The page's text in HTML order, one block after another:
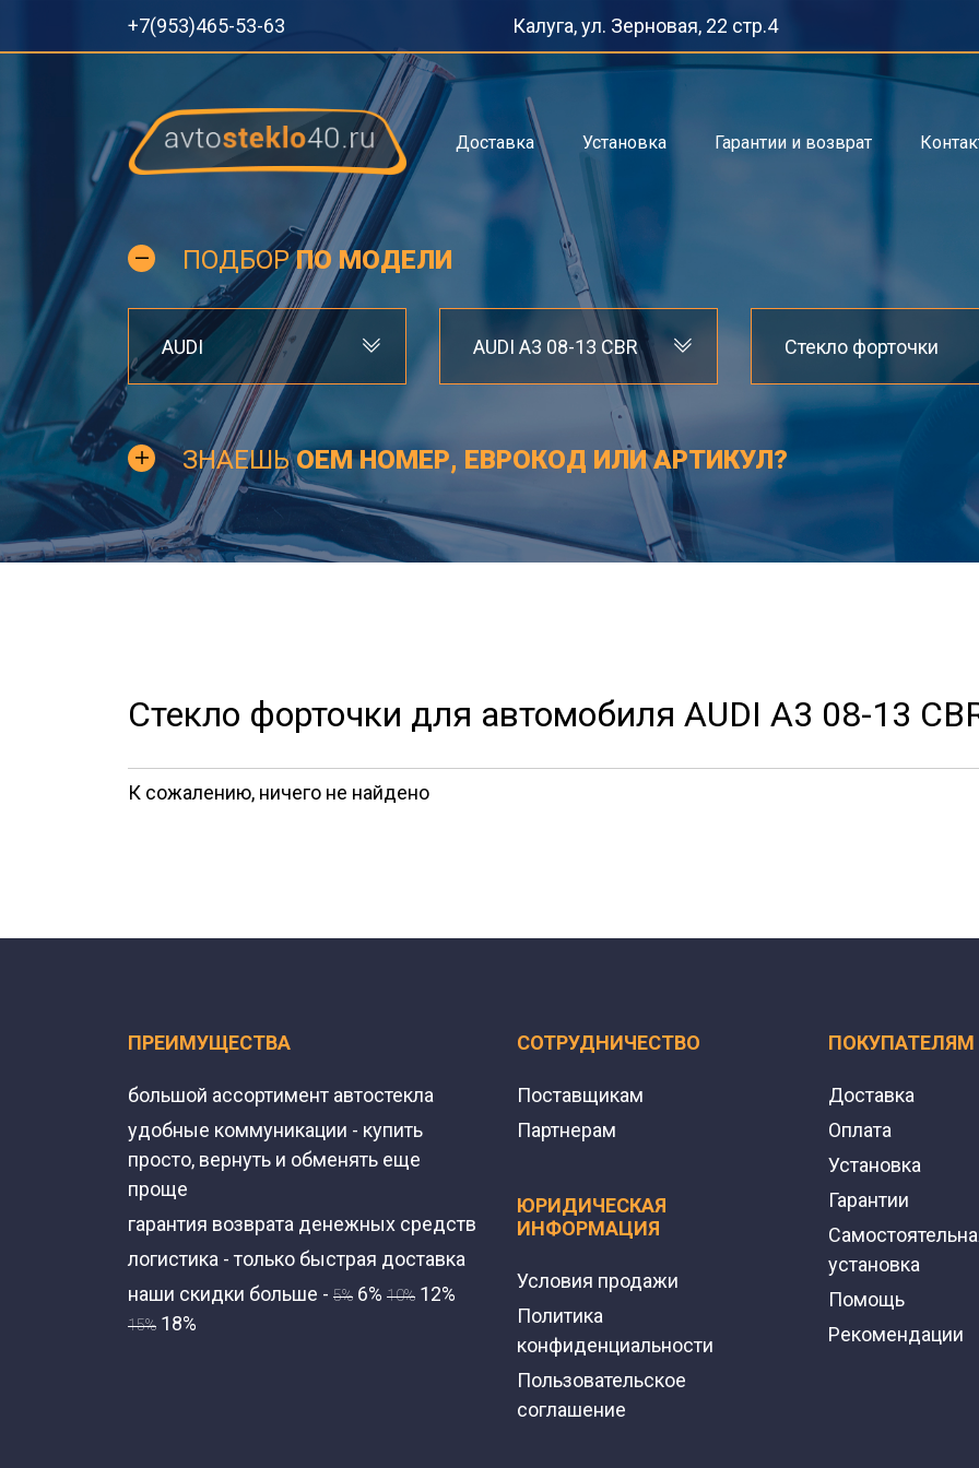
+7(953)465-53-63 Калуга, ул. Зерновая, 22 стр.4
Доставка Установка Гарантии и возврат
ПОДБОРПО МОДЕЛИ
AUDI AUDI A3 08-13 CBR Стекло форточки
ЗНАЕШЬOEM НОМЕР, ЕВРОКОД ИЛИ АРТИКУЛ?
Стекло форточки для автомобиля AUDI A3 08-13
К сожалению, ничего не найдено
ПРЕИМУЩЕСТВА
большой ассортимент автостекла
удобные коммуникации - купить
просто, вернуть и обменять еще
проще
гарантия возврата денежных средств
логистика - только быстрая доставка
наши скидки больше - 5% 6% 10% 12%
15% 18%
СОТРУДНИЧЕСТВО
Поставщикам
Партнерам
ЮРИДИЧЕСКАЯ
ИНФОРМАЦИЯ
Условия продажи
Политика
конфиденциальности
Пользовательское
соглашение
ПОКУПАТЕЛЯМ
Доставка
Оплата
Установка
Гарантии
установка
Помощь
Рекомендации